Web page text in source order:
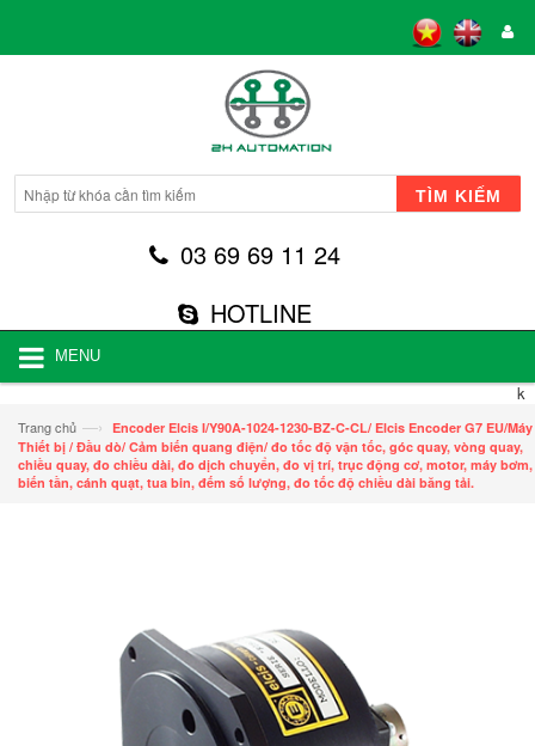
TÌM KIẾM
03 69 69 11 24
HOTLINE
MENU
k
Trang chủ —› Encoder Elcis I/Y90A-1024-1230-BZ-C-CL/ Elcis Encoder G7 EU/Máy
Thiết bị / Đầu dò/ Cảm biến quang điện/ đo tốc độ vận tốc, góc quay, vòng quay,
chiều quay, đo chiều dài, đo dịch chuyển, đo vị trí, trục động cơ, motor, máy bơm,
biến tần, cánh quạt, tua bin, đếm số lượng, đo tốc độ chiều dài băng tải.